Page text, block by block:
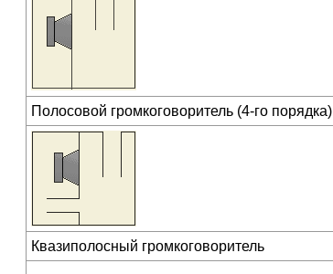
Полосовой громкоговоритель (4-го порядка)
Квазиполосный громкоговоритель